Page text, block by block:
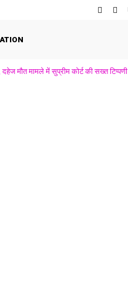
मौत मामले में सुप्रीम कोर्ट की सख्त टिप्पणी